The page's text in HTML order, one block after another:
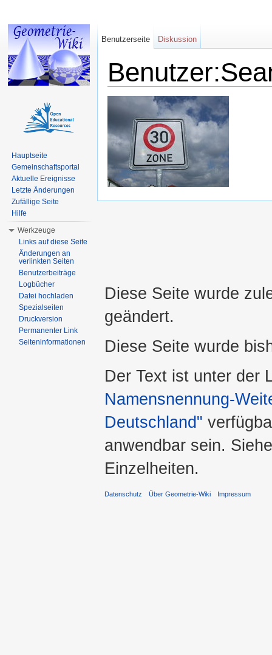
Benutzerseite Diskussion
Hauptseite
Gemeinschaftsportal
Aktuelle Ereignisse
Letzte Änderungen
Zufällige Seite
Hilfe
Werkzeuge
Links auf diese Seite
Änderungen an
verlinkten Seiten
Benutzerbeiträge
Logbücher
Datei hochladen
Spezialseiten
Druckversion
Permanenter Link
Seiteninformationen
Diese Seite wurde
geändert.
Diese Seite wurde
Der Text ist unter der
Namensnennung-
Deutschland"
anwendbar sein.
Einzelheiten.
Datenschutz Über Geometrie-Wiki Impressum